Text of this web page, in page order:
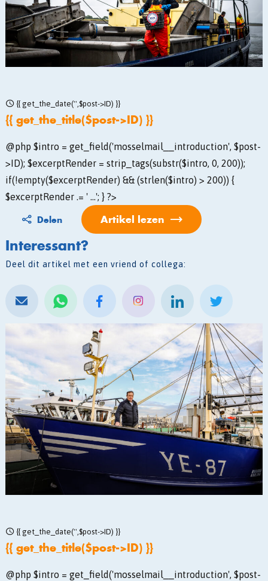
{{ get_the_date('',$post->ID) }}
{{ get_the_title($post->ID) }}
@php $intro = get_field('mosselmail__introduction', $post-
>ID); $excerptRender = strip_tags(substr($intro, 0, 200));
if(!empty($excerptRender) && (strlen($intro) > 200)) {
$excerptRender .= ' ...'; } ?>
Delen Artikel lezen
Interessant?
Deel dit artikel met een vriend of collega:
{{ get_the_date('',$post->ID) }}
{{ get_the_title($post->ID) }}
@php $intro = get_field('mosselmail__introduction', $post-